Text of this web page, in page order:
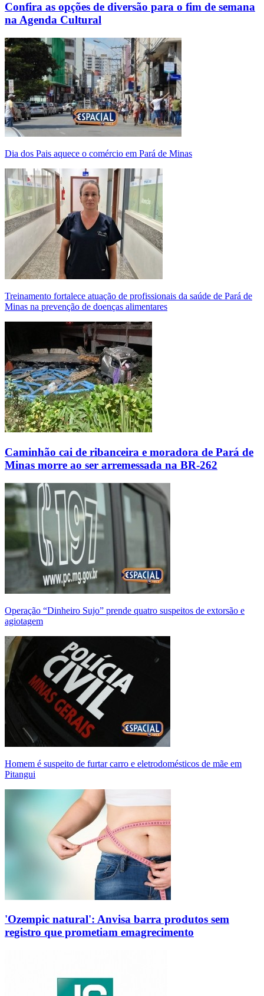
Confira as opções de diversão para o fim de semana
na Agenda Cultural
Dia dos Pais aquece o comércio em Pará de Minas
Treinamento fortalece atuação de profissionais da saúde de Pará de
Minas na prevenção de doenças alimentares
Caminhão cai de ribanceira e moradora de Pará de
Minas morre ao ser arremessada na BR-262
Operação “Dinheiro Sujo” prende quatro suspeitos de extorsão e
agiotagem
Homem é suspeito de furtar carro e eletrodomésticos de mãe em
Pitangui
'Ozempic natural': Anvisa barra produtos sem
registro que prometiam emagrecimento